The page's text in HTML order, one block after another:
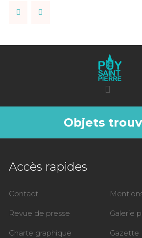
Objets
Accès rapides
Contact
Revue de presse Galerie
Charte graphique Gazette